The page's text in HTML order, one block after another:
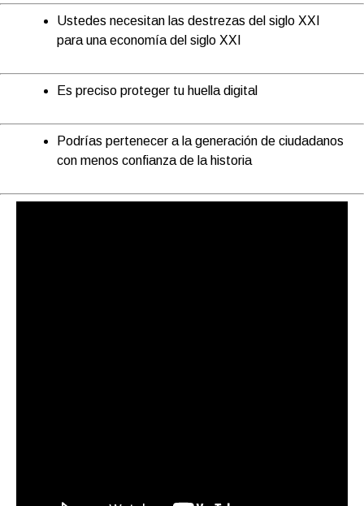
Ustedes necesitan las destrezas del siglo XXI
para una economía del siglo XXI
Es preciso proteger tu huella digital
Podrías pertenecer a la generación de ciudadanos
con menos confianza de la historia